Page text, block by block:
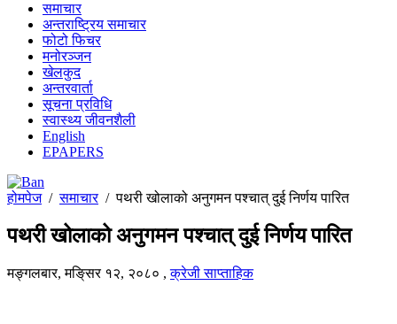
समाचार
अन्तराष्ट्रिय समाचार
फोटो फिचर
मनोरञ्जन
खेलकुद
अन्तरवार्ता
सूचना प्रविधि
स्वास्थ्य जीवनशैली
English
EPAPERS
होमपेज/समाचार/पथरी खोलाको अनुगमन पश्चात् दुई निर्णय पारित
पथरी खोलाको अनुगमन पश्चात् दुई निर्णय पारित
मङ्गलबार, मङि्सर १२, २०८० ,क्रेजी साप्ताहिक